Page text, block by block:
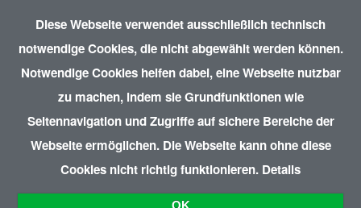
Diese Webseite verwendet ausschließlich technisch
notwendige Cookies, die nicht abgewählt werden können.
Notwendige Cookies helfen dabei, eine Webseite nutzbar
zu machen, indem sie Grundfunktionen wie
Seitennavigation und Zugriffe auf sichere Bereiche der
Webseite ermöglichen. Die Webseite kann ohne diese
Cookies nicht richtig funktionieren. Details